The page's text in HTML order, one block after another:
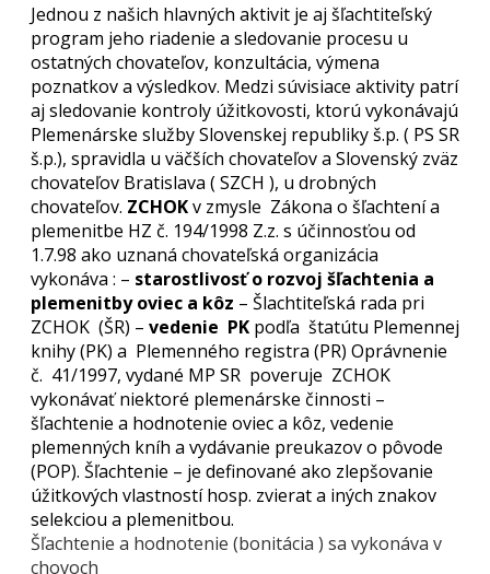
Jednou z našich hlavných aktivit je aj šľachtiteľský
program jeho riadenie a sledovanie procesu u
ostatných chovateľov, konzultácia, výmena
poznatkov a výsledkov. Medzi súvisiace aktivity patrí
aj sledovanie kontroly úžitkovosti, ktorú vykonávajú
Plemenárske služby Slovenskej republiky š.p. ( PS SR
š.p.), spravidla u väčších chovateľov a Slovenský zväz
chovateľov Bratislava ( SZCH ), u drobných
chovateľov. ZCHOKv zmysle Zákona o šľachtení a
plemenitbe HZ č. 194/1998 Z.z. s účinnosťou od
1.7.98 ako uznaná chovateľská organizácia
vykonáva : – starostlivosť o rozvoj šľachtenia a
plemenitby oviec a kôz – Šlachtiteľská rada pri
ZCHOK (ŠR) – vedenie PK podľa štatútu Plemennej
knihy (PK) a Plemenného registra (PR) Oprávnenie
č. 41/1997, vydané MP SR poveruje ZCHOK
vykonávať niektoré plemenárske činnosti –
šľachtenie a hodnotenie oviec a kôz, vedenie
plemenných kníh a vydávanie preukazov o pôvode
(POP). Šľachtenie – je definované ako zlepšovanie
úžitkových vlastností hosp. zvierat a iných znakov
selekciou a plemenitbou.
Šľachtenie a hodnotenie (bonitácia ) sa vykonáva v
chovoch